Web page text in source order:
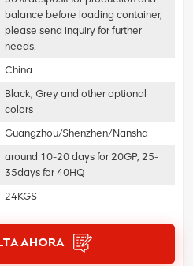
balance before loading container,
please send inquiry for further
needs.
China
Black, Grey and other optional
colors
Guangzhou/Shenzhen/Nansha
around 10-20 days for 20GP, 25-
35days for 40HQ
24KGS
AHORA